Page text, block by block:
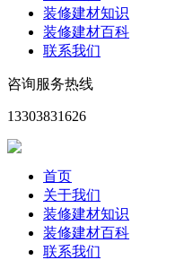
装修建材知识
装修建材百科
联系我们
咨询服务热线
13303831626
首页
关于我们
装修建材知识
装修建材百科
联系我们